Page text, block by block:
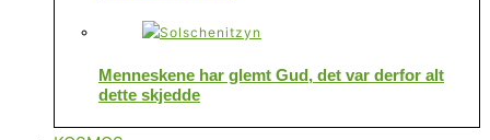
Menneskene har glemt Gud, det var derfor alt
dette skjedde